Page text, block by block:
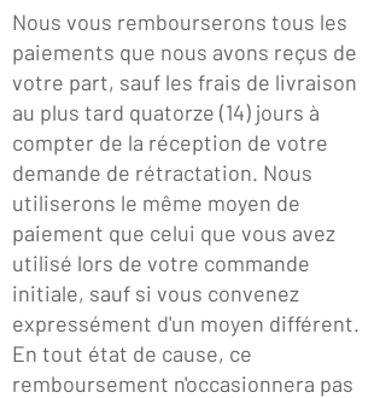
Nous vous rembourserons tous les
paiements que nous avons reçus de
votre part, sauf les frais de livraison
au plus tard quatorze (14) jours à
compter de la réception de votre
demande de rétractation. Nous
utiliserons le même moyen de
paiement que celui que vous avez
utilisé lors de votre commande
initiale, sauf si vous convenez
expressément d'un moyen différent.
En tout état de cause, ce
remboursement n'occasionnera pas